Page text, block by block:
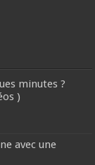
minutes ?
)
avec une